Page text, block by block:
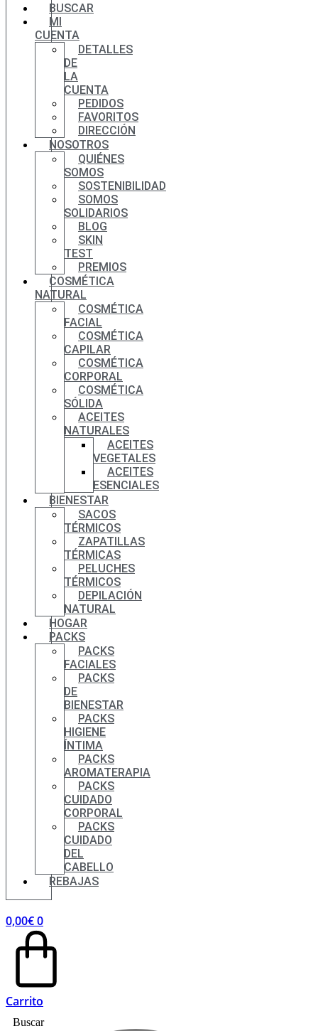
BUSCAR
MI
CUENTA
DETALLES
DE
LA
CUENTA
PEDIDOS
FAVORITOS
DIRECCIÓN
NOSOTROS
QUIÉNES
SOMOS
SOSTENIBILIDAD
SOMOS
SOLIDARIOS
BLOG
SKIN
TEST
PREMIOS
COSMÉTICA
NATURAL
COSMÉTICA
FACIAL
COSMÉTICA
CAPILAR
COSMÉTICA
CORPORAL
COSMÉTICA
SÓLIDA
ACEITES
NATURALES
ACEITES
VEGETALES
ACEITES
ESENCIALES
BIENESTAR
SACOS
TÉRMICOS
ZAPATILLAS
TÉRMICAS
PELUCHES
TÉRMICOS
DEPILACIÓN
NATURAL
HOGAR
PACKS
PACKS
FACIALES
PACKS
DE
BIENESTAR
PACKS
HIGIENE
ÍNTIMA
PACKS
AROMATERAPIA
PACKS
CUIDADO
CORPORAL
PACKS
CUIDADO
DEL
CABELLO
REBAJAS
0,00€0
Carrito
Buscar